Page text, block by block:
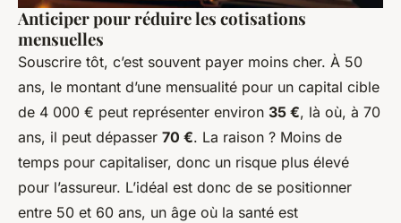
Anticiper pour réduire les cotisations
mensuelles
Souscrire tôt, c’est souvent payer moins cher. À 50
ans, le montant d’une mensualité pour un capital cible
de 4 000 € peut représenter environ 35 €, là où, à 70
ans, il peut dépasser 70 €. La raison ? Moins de
temps pour capitaliser, donc un risque plus élevé
pour l’assureur. L’idéal est donc de se positionner
entre 50 et 60 ans, un âge où la santé est